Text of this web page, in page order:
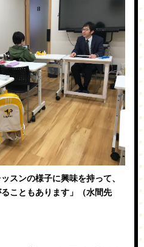
スンの様子に興味を持って、
こともあります」（水間先